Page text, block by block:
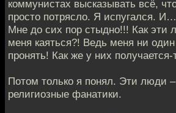
коммунистах высказывать всё,
просто потрясло. Я испугался.
Мне до сих пор стыдно!!! Как эти
меня каяться?! Ведь меня ни
пронять! Как же у них получается-
Потом только я понял. Эти люди
религиозные фанатики.